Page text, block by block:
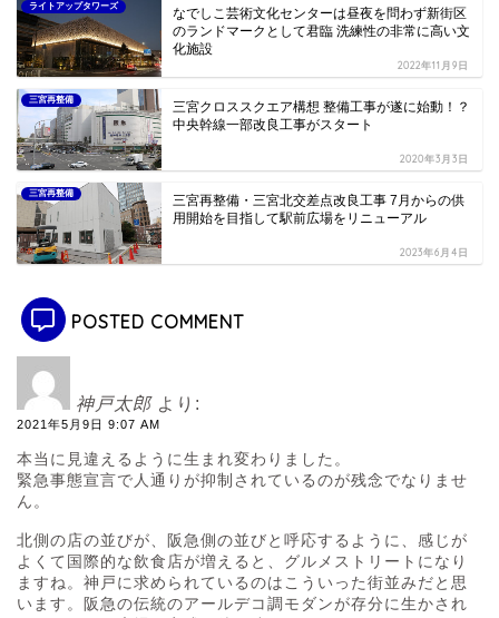
ライトアップタワーズ
なでしこ芸術文化センターは昼夜を問わず新街区
のランドマークとして君臨 洗練性の非常に高い文
化施設
2022年11月9日
三宮再整備
三宮クロススクエア構想 整備工事が遂に始動！？
中央幹線一部改良工事がスタート
2020年3月3日
三宮再整備
三宮再整備・三宮北交差点改良工事 7月からの供
用開始を目指して駅前広場をリニューアル
2023年6月4日
POSTED COMMENT
神戸太郎 より:
2021年5月9日 9:07 AM
本当に見違えるように生まれ変わりました。
緊急事態宣言で人通りが抑制されているのが残念でなりませ
ん。
北側の店の並びが、阪急側の並びと呼応するように、感じが
よくて国際的な飲食店が増えると、グルメストリートになり
ますね。神戸に求められているのはこういった街並みだと思
います。阪急の伝統のアールデコ調モダンが存分に生かされ